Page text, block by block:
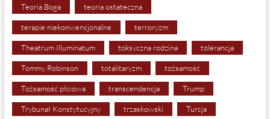
Teoria Boga teoria ostateczna
terapie niekonwencjonalne terroryzm
Theatrum Illuminatum toksyczna rodzina tolerancja
Tommy Robinson totalitaryzm tożsamość
Tożsamość płciowa transcendencja Trump
Trybunał Konstytucyjny trzaskowski Turcja